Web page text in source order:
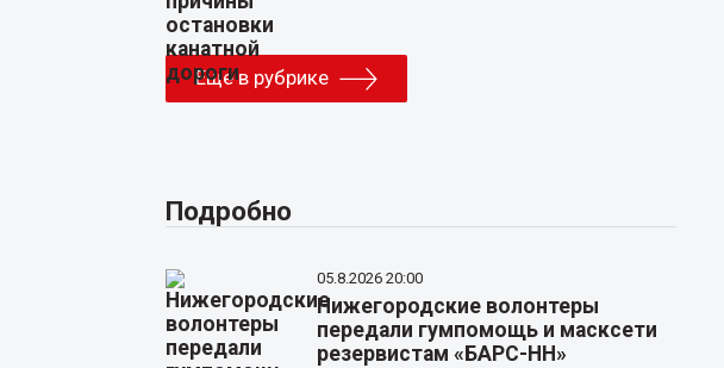
Еще в рубрике
Подробно
05.8.2026 20:00
Нижегородские волонтеры
передали гумпомощь и масксети
резервистам «БАРС-НН»